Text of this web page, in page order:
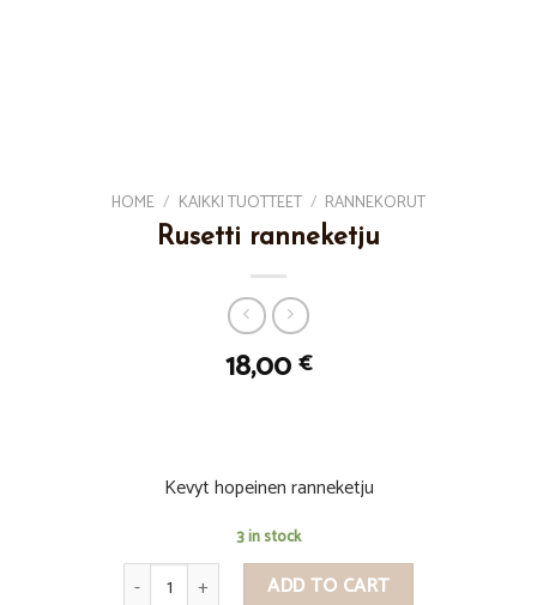
HOME / KAIKKI TUOTTEET / RANNEKORUT
Rusetti ranneketju
18,00 €
Kevyt hopeinen ranneketju
3 in stock
Rusetti ranneketju quantityADD TO CART